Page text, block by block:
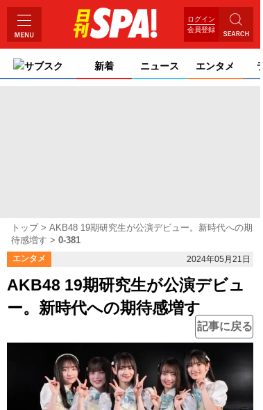
ログイン
会員登録
サブスク 新着 ニュース エンタメ
トップ
AKB48 19期研究生が公演デビュー。新時代への期
待感増す
0-381
エンタメ 2024年05月21日
AKB48 19期研究生が公演デビュ
ー。新時代への期待感増す
記事に戻る